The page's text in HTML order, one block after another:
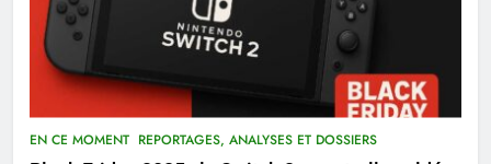
EN CE MOMENT REPORTAGES, ANALYSES ET DOSSIERS